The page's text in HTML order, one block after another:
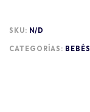
SKU: N/D
CATEGORÍAS: BEBÉS